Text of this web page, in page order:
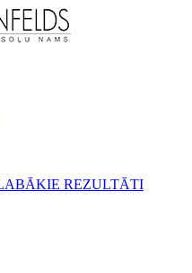
REZULTĀTI